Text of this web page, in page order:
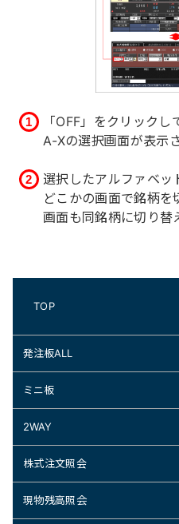
「OFF」をクリックし
A-Xの選択画面が表示さ
選択したアルファベッ
どこかの画面で銘柄
画面も同銘柄に切り替
TOP
発注板ALL
ミニ板
2WAY
株式注文照会
現物残高照会